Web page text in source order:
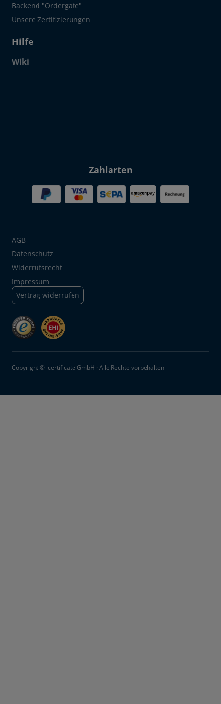
Backend "Ordergate"
Unsere Zertifizierungen
Hilfe
Wiki
Zahlarten
AGB
Datenschutz
Widerrufsrecht
Impressum
Vertrag widerrufen
Copyright © icertificate GmbH · Alle Rechte vorbehalten